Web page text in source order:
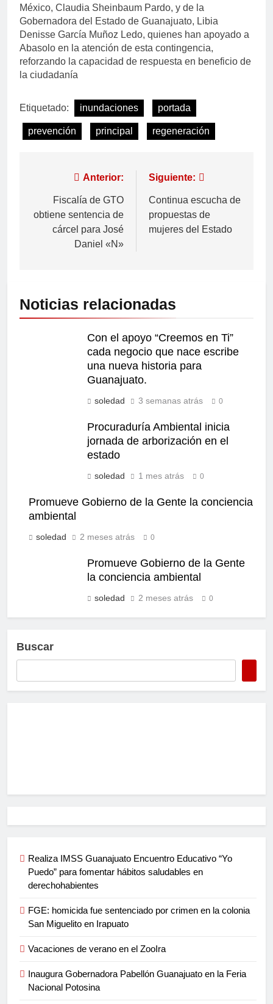
México, Claudia Sheinbaum Pardo, y de la
Gobernadora del Estado de Guanajuato, Libia
Denisse García Muñoz Ledo, quienes han apoyado a
Abasolo en la atención de esta contingencia,
reforzando la capacidad de respuesta en beneficio de
la ciudadanía
Etiquetado: inundaciones portada
prevención principal regeneración
Anterior:
Fiscalía de GTO
obtiene sentencia de
cárcel para José
Daniel «N»
Siguiente:
Continua escucha de
propuestas de
mujeres del Estado
Noticias relacionadas
Con el apoyo “Creemos en Ti”
cada negocio que nace escribe
una nueva historia para
Guanajuato.
soledad 3 semanas atrás 0
Procuraduría Ambiental inicia
jornada de arborización en el
estado
soledad 1 mes atrás 0
Promueve Gobierno de la Gente la conciencia
ambiental
soledad 2 meses atrás 0
Promueve Gobierno de la Gente
la conciencia ambiental
soledad 2 meses atrás 0
Buscar
Realiza IMSS Guanajuato Encuentro Educativo “Yo
Puedo” para fomentar hábitos saludables en
derechohabientes
FGE: homicida fue sentenciado por crimen en la colonia
San Miguelito en Irapuato
Vacaciones de verano en el ZooIra
Inaugura Gobernadora Pabellón Guanajuato en la Feria
Nacional Potosina